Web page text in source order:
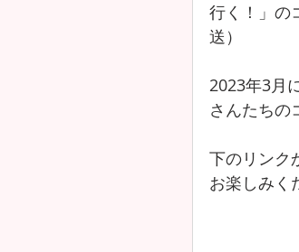
行く！」の
送）
2023年3月
さんたちの
下のリンク
お楽しみく